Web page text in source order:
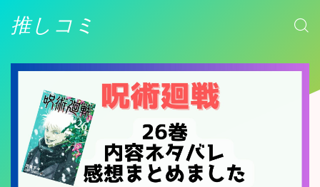
推しコミ